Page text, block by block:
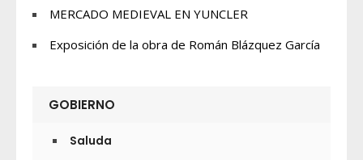
MERCADO MEDIEVAL EN YUNCLER
Exposición de la obra de Román Blázquez García
GOBIERNO
Saluda